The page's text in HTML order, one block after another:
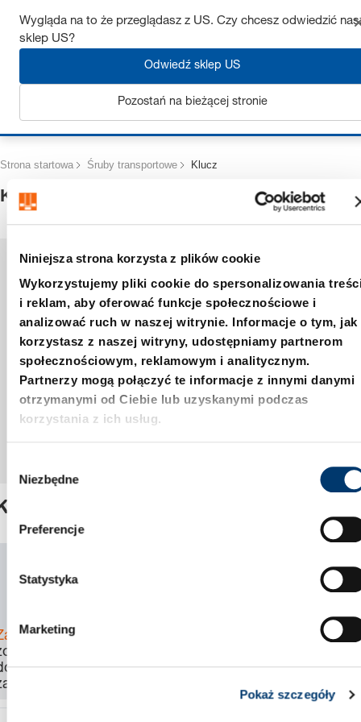
Niniejsza strona korzysta z plików cookie
Wykorzystujemy pliki cookie do spersonalizowania
i reklam, aby oferować funkcje społecznościowe i
analizować ruch w naszej witrynie. Informacje o tym, jak
korzystasz z naszej witryny, udostępniamy partnerom
społecznościowym, reklamowym i analitycznym.
Partnerzy mogą połączyć te informacje z innymi danymi
otrzymanymi od Ciebie lub uzyskanymi podczas
korzystania z ich usług.
b
y
Niezbędne
Preferencje
Statystyka
Marketing
Pokaż szczegóły
Uzyskaj do 7% zniżki – kliknij tutaj, aby dowiedzieć się więcej
Strona startowa Śruby transportowe Klucz
Klucz
się, aby
cenę,
i
produkt.
Wygląda na to że przeglądasz z US. Czy chcesz odwiedzić
sklep US?
Odwiedź sklep US
Pozostań na bieżącej stronie